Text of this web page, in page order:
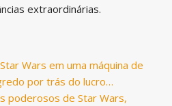
extraordinárias.
Wars em uma máquina de
por trás do lucro…
poderosos de Star Wars,